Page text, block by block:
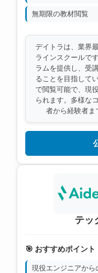
無期限の教材閲覧
デイトラは、業界
ラインスクールで
ラムを提供し、受
ることを目指して
で閲覧可能で、現
られます。多様な
者から経験者ま
テッ
🎯 おすすめポイント
現役エンジニアから